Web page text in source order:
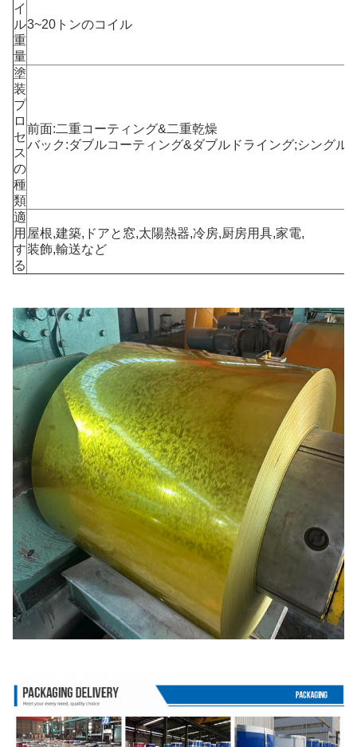
イ
ル
重
量
3~20トンのコイル
塗
装
プ
ロ
セ
ス
の
種
類
前面:二重コーティング&二重乾燥
バック:ダブルコーティング&ダブルドライング;シングル
適
用
す
る
屋根,建築,ドアと窓,太陽熱器,冷房,厨房用具,家電,
装飾,輸送など